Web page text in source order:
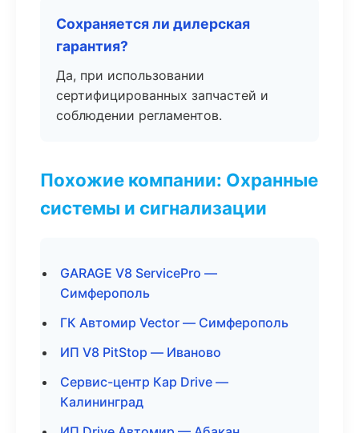
Сохраняется ли дилерская
гарантия?
Да, при использовании
сертифицированных запчастей и
соблюдении регламентов.
Похожие компании: Охранные
системы и сигнализации
GARAGE V8 ServicePro —
Симферополь
ГК Автомир Vector — Симферополь
ИП V8 PitStop — Иваново
Сервис-центр Кар Drive —
Калининград